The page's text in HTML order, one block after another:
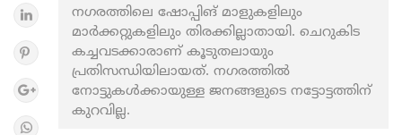
നഗരത്തിലെ ഷോപ്പിങ് മാളുകളിലും
മാര്‍ക്കറ്റുകളിലും തിരക്കില്ലാതായി. ചെറുകിട
കച്ചവടക്കാരാണ് കൂടുതലായും
പ്രതിസന്ധിയിലായത്. നഗരത്തില്‍
നോട്ടുകള്‍ക്കായുള്ള ജനങ്ങളുടെ നട്ടോട്ടത്തിന്
കുറവില്ല.